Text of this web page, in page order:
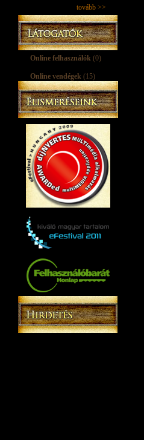
tovább >>
Online felhasználók (0)
Online vendégek (15)